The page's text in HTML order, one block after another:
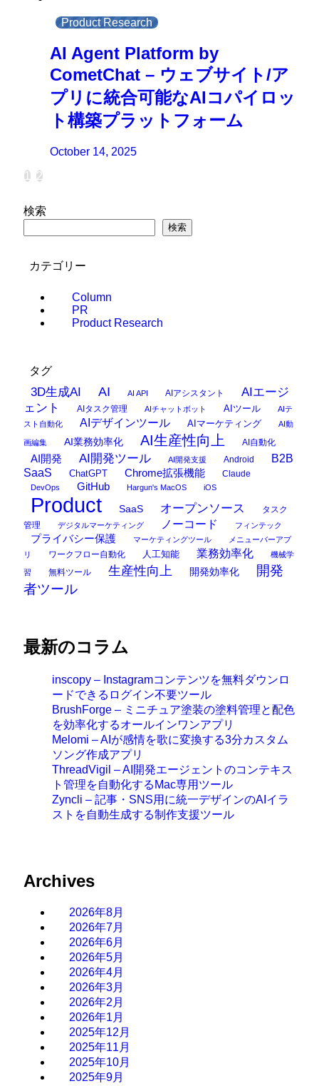
Product Research
AI Agent Platform by
CometChat – ウェブサイト/ア
プリに統合可能なAIコパイロッ
ト構築プラットフォーム
October 14, 2025
1 2
検索
検索
カテゴリー
Column
PR
Product Research
タグ
3D生成AI AI AI API AIアシスタント
AIエージ
ェント
AIタスク管理 AIチャットボット AIツール
AIテ
スト自動化
AIデザインツール AIマーケティング AI動
画編集 AI業務効率化 AI生産性向上 AI自動化
AI開発 AI開発ツール AI開発支援 Android
B2B
SaaS
ChatGPT Chrome拡張機能 Claude
DevOps GitHub Hargun's MacOS iOS
Product SaaS オープンソース
タスク
管理
デジタルマーケティング ノーコード フィンテック
プライバシー保護 マーケティングツール
メニューバーアプ
リ
ワークフロー自動化 人工知能 業務効率化 機械学
習 無料ツール 生産性向上 開発効率化
開発
者ツール
最新のコラム
inscopy – Instagramコンテンツを無料ダウンロ
ードできるログイン不要ツール
BrushForge – ミニチュア塗装の塗料管理と配色
を効率化するオールインワンアプリ
Melomi – AIが感情を歌に変換する3分カスタム
ソング作成アプリ
ThreadVigil – AI開発エージェントのコンテキス
ト管理を自動化するMac専用ツール
Zyncli – 記事・SNS用に統一デザインのAIイラ
ストを自動生成する制作支援ツール
Archives
2026年8月
2026年7月
2026年6月
2026年5月
2026年4月
2026年3月
2026年2月
2026年1月
2025年12月
2025年11月
2025年10月
2025年9月